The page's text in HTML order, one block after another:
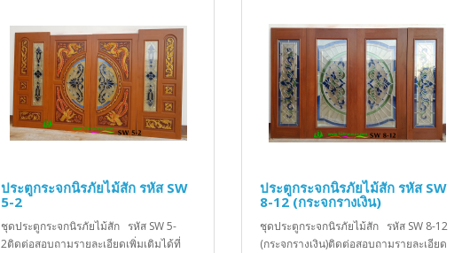
ประตูกระจกนิรภัยไม้สัก รหัส SW
5-2
ชุดประตูกระจกนิรภัยไม้สัก รหัส SW 5-
2ติดต่อสอบถามรายละเอียดเพิ่มเติมได้ที่
ประตูกระจกนิรภัยไม้สัก รหัส SW
8-12 (กระจกรางเงิน)
ชุดประตูกระจกนิรภัยไม้สัก รหัส SW 8-12
(กระจกรางเงิน)ติดต่อสอบถามรายละเอียด